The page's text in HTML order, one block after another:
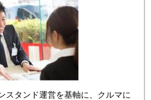
スタンド運営を基軸に、クルマに